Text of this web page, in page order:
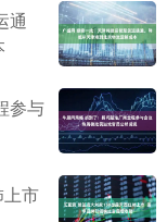
通
参与
市